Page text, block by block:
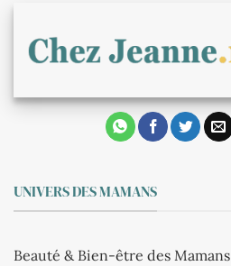
UNIVERS DES MAMANS
Beauté & Bien-être des Mamans